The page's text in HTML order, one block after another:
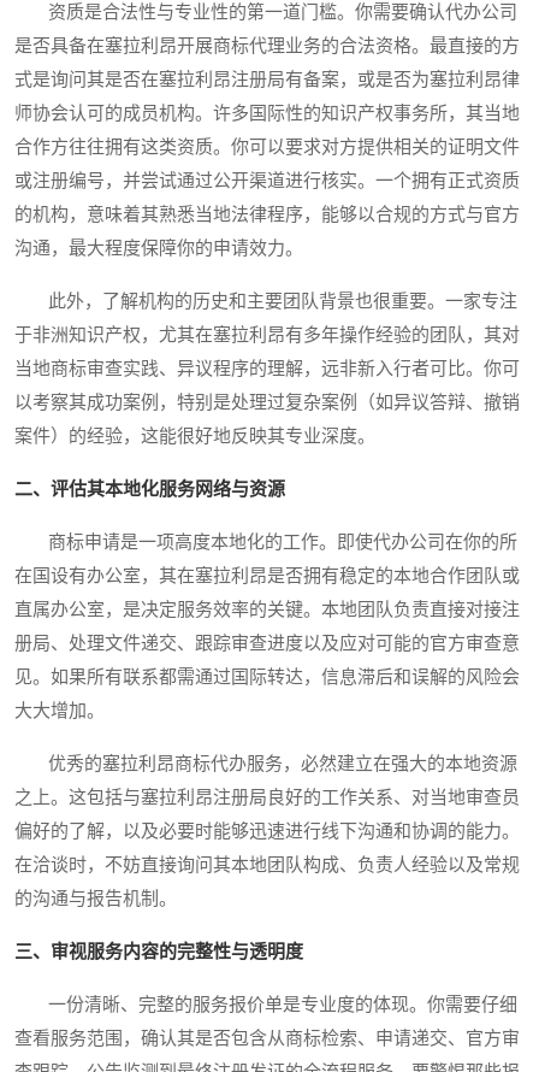
资质是合法性与专业性的第一道门槛。你需要确认代办公司
是否具备在塞拉利昂开展商标代理业务的合法资格。最直接的方
式是询问其是否在塞拉利昂注册局有备案，或是否为塞拉利昂律
师协会认可的成员机构。许多国际性的知识产权事务所，其当地
合作方往往拥有这类资质。你可以要求对方提供相关的证明文件
或注册编号，并尝试通过公开渠道进行核实。一个拥有正式资质
的机构，意味着其熟悉当地法律程序，能够以合规的方式与官方
沟通，最大程度保障你的申请效力。
此外，了解机构的历史和主要团队背景也很重要。一家专注
于非洲知识产权，尤其在塞拉利昂有多年操作经验的团队，其对
当地商标审查实践、异议程序的理解，远非新入行者可比。你可
以考察其成功案例，特别是处理过复杂案例（如异议答辩、撤销
案件）的经验，这能很好地反映其专业深度。
二、评估其本地化服务网络与资源
商标申请是一项高度本地化的工作。即使代办公司在你的所
在国设有办公室，其在塞拉利昂是否拥有稳定的本地合作团队或
直属办公室，是决定服务效率的关键。本地团队负责直接对接注
册局、处理文件递交、跟踪审查进度以及应对可能的官方审查意
见。如果所有联系都需通过国际转达，信息滞后和误解的风险会
大大增加。
优秀的塞拉利昂商标代办服务，必然建立在强大的本地资源
之上。这包括与塞拉利昂注册局良好的工作关系、对当地审查员
偏好的了解，以及必要时能够迅速进行线下沟通和协调的能力。
在洽谈时，不妨直接询问其本地团队构成、负责人经验以及常规
的沟通与报告机制。
三、审视服务内容的完整性与透明度
一份清晰、完整的服务报价单是专业度的体现。你需要仔细
查看服务范围，确认其是否包含从商标检索、申请递交、官方审